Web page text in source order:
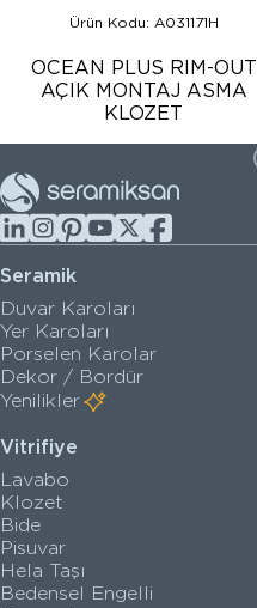
Ürün Kodu: A031171H
OCEAN PLUS RIM-OUT
AÇIK MONTAJ ASMA
KLOZET
Seramik
Duvar Karoları
Yer Karoları
Porselen Karolar
Dekor / Bordür
Yenilikler
Vitrifiye
Lavabo
Klozet
Bide
Pisuvar
Hela Taşı
Bedensel Engelli